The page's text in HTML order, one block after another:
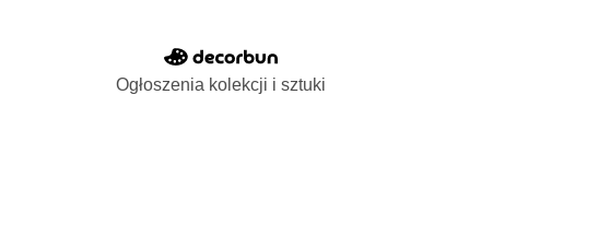
Ogłoszenia kolekcji i sztuki